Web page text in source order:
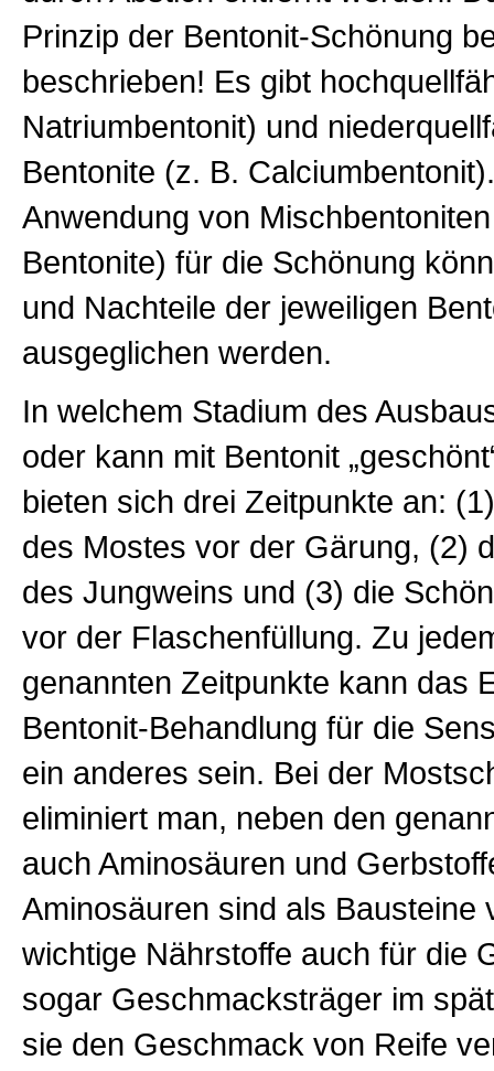
Prinzip der Bentonit-Schönung
beschrieben! Es gibt
Natriumbentonit) und
Bentonite (z. B.
Anwendung von
Bentonite) für die Schönung
und Nachteile der jeweiligen
ausgeglichen werden.
In welchem Stadium des
oder kann mit Bentonit
bieten sich drei Zeitpunkte an:
des Mostes vor der Gärung, (2)
des Jungweins und (3) die
vor der Flaschenfüllung. Zu
genannten Zeitpunkte kann das
Bentonit-Behandlung für die
ein anderes sein. Bei der
eliminiert man, neben den
auch Aminosäuren und
Aminosäuren sind als Bausteine
wichtige Nährstoffe auch für die
sogar Geschmacksträger im
sie den Geschmack von Reife